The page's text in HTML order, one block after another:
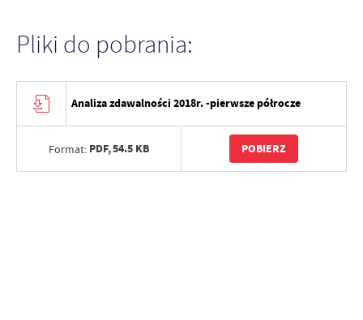
Pliki do pobrania:
Analiza zdawalności 2018r. -pierwsze półrocze
Format: PDF,54.5 KB POBIERZ